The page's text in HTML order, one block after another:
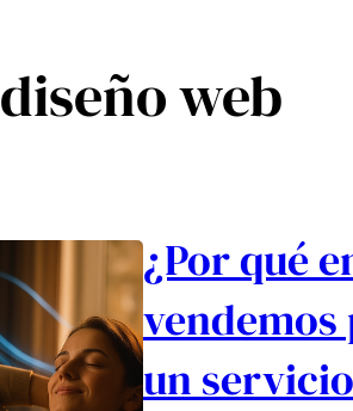
diseño web
¿Por qué
vendemos
un